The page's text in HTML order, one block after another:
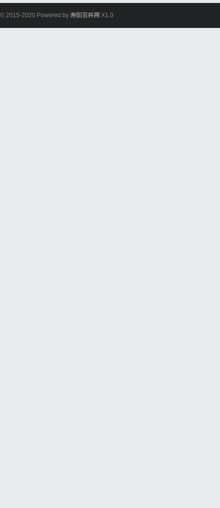
© 2015-2020 Powered by 寿阳百科网 X1.0